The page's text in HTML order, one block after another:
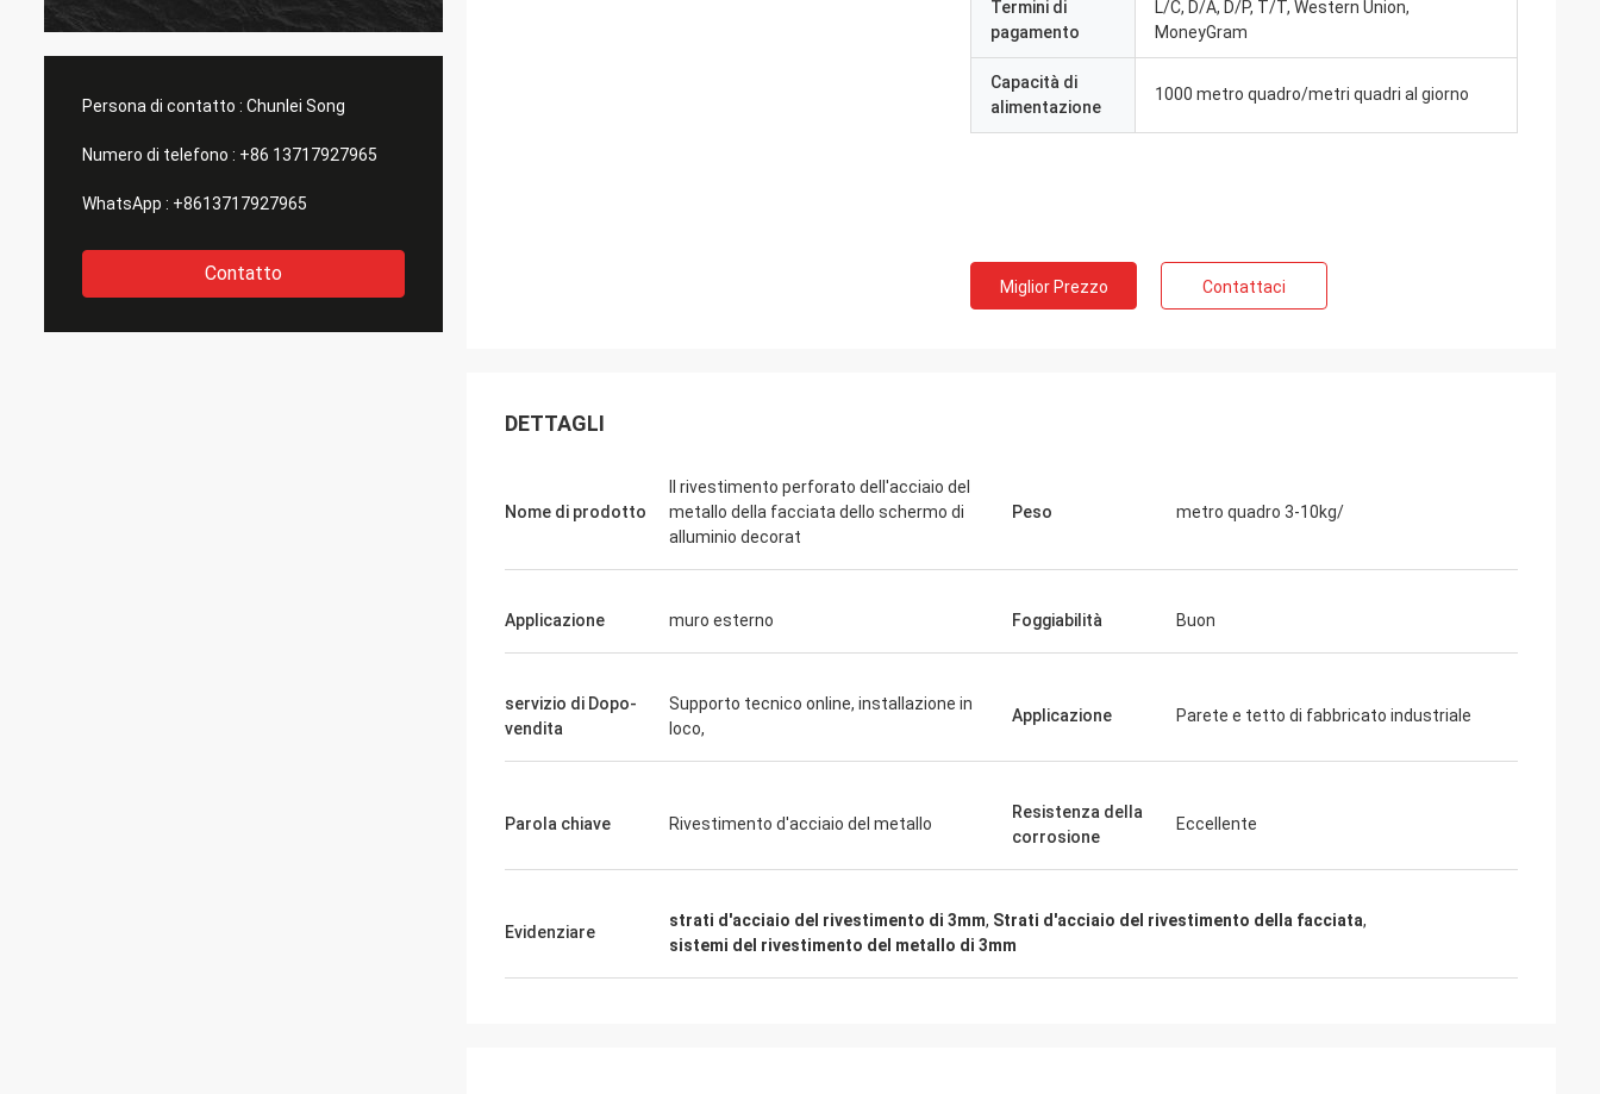
Persona di contatto : Chunlei Song
Numero di telefono : +86 13717927965
WhatsApp : +8613717927965
Contatto
Termini di
pagamento
L/C, D/A, D/P, T/T, Western Union,
MoneyGram
Capacità di
alimentazione
1000 metro quadro/metri quadri al giorno
Miglior Prezzo Contattaci
DETTAGLI
Nome di prodotto
Il rivestimento perforato dell'acciaio del
metallo della facciata dello schermo di
alluminio decorat
Peso metro quadro 3-10kg/
Applicazione muro esterno Foggiabilità Buon
servizio di Dopo-
vendita
Supporto tecnico online, installazione in
loco,
Applicazione Parete e tetto di fabbricato industriale
Parola chiave Rivestimento d'acciaio del metallo
Resistenza della
corrosione
Eccellente
Evidenziare
strati d'acciaio del rivestimento di 3mm, Strati d'acciaio del rivestimento della facciata,
sistemi del rivestimento del metallo di 3mm